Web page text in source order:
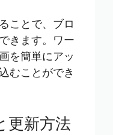
ことで、ブロ
きます。ワー
を簡単にアッ
むことができ
更新方法